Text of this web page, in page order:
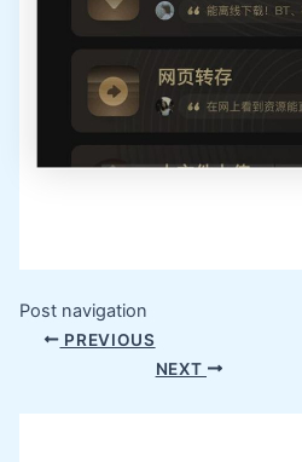
Post navigation
PREVIOUS
NEXT